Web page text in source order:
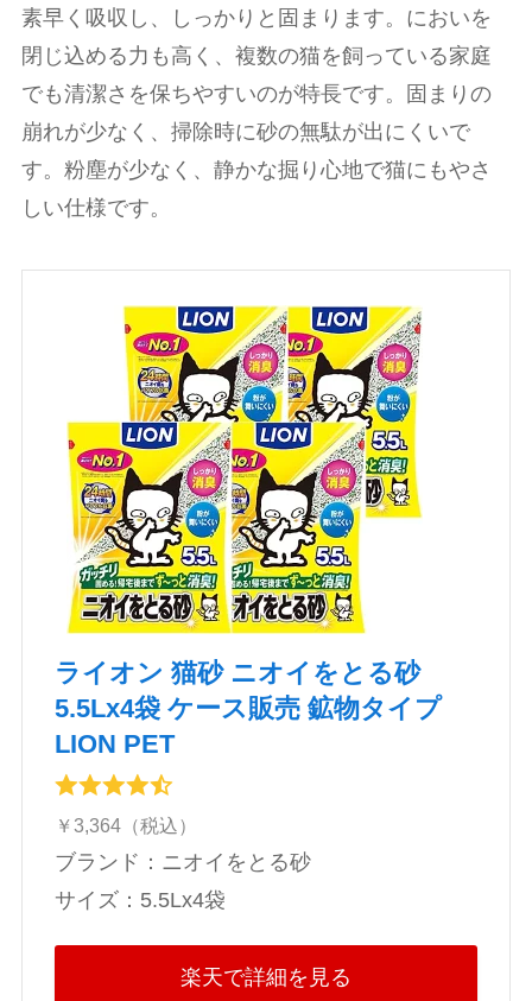
素早く吸収し、しっかりと固まります。においを
閉じ込める力も高く、複数の猫を飼っている家庭
でも清潔さを保ちやすいのが特長です。固まりの
崩れが少なく、掃除時に砂の無駄が出にくいで
す。粉塵が少なく、静かな掘り心地で猫にもやさ
しい仕様です。
ライオン 猫砂 ニオイをとる砂
5.5Lx4袋 ケース販売 鉱物タイプ
LION PET
￥3,364（税込）
ブランド：ニオイをとる砂
サイズ：‎5.5Lx4袋
楽天で詳細を見る